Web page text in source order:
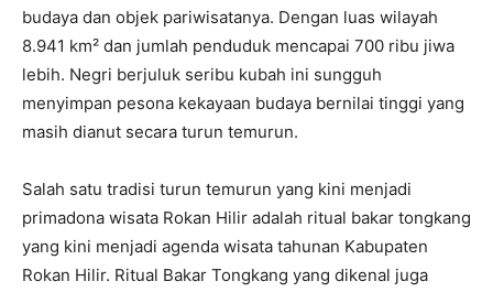
budaya dan objek pariwisatanya. Dengan luas wilayah
8.941 km² dan jumlah penduduk mencapai 700 ribu jiwa
lebih. Negri berjuluk seribu kubah ini sungguh
menyimpan pesona kekayaan budaya bernilai tinggi yang
masih dianut secara turun temurun.
Salah satu tradisi turun temurun yang kini menjadi
primadona wisata Rokan Hilir adalah ritual bakar tongkang
yang kini menjadi agenda wisata tahunan Kabupaten
Rokan Hilir. Ritual Bakar Tongkang yang dikenal juga